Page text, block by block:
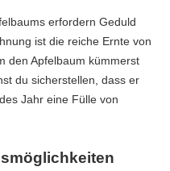
erfordern Geduld
ist die reiche Ernte von
den Apfelbaum kümmerst
du sicherstellen, dass er
Jahr eine Fülle von